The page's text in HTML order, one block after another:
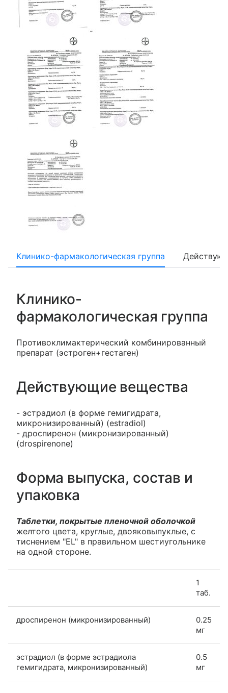
Клинико-фармакологическая группа
Клинико-
фармакологическая группа
Противоклимактерический комбинированный
препарат (эстроген+гестаген)
Действующие вещества
- эстрадиол (в форме гемигидрата,
микронизированный) (estradiol)
- дроспиренон (микронизированный)
(drospirenone)
Форма выпуска, состав и
упаковка
Таблетки, покрытые пленочной оболочкой
желтого цвета, круглые, двояковыпуклые, с
тиснением "EL" в правильном шестиугольнике
на одной стороне.
1
таб.
дроспиренон (микронизированный)
0.25
мг
эстрадиол (в форме эстрадиола
гемигидрата, микронизированный)
0.5
мг